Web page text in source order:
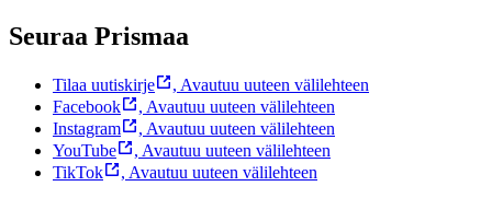
Seuraa Prismaa
Tilaa uutiskirje , Avautuu uuteen välilehteen
Facebook
, Avautuu uuteen välilehteen
Instagram
, Avautuu uuteen välilehteen
YouTube
, Avautuu uuteen välilehteen
TikTok
, Avautuu uuteen välilehteen